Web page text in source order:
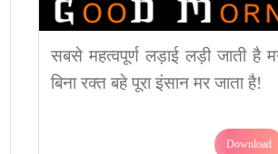
सबसे महत्वपूर्ण लड़ाई लड़ी जाती है
बिना रक्त बहे पूरा इंसान मर जाता है!
Download